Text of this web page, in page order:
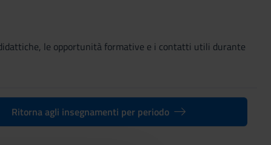
le opportunità formative e i contatti utili durante
Ritorna agli insegnamenti per periodo